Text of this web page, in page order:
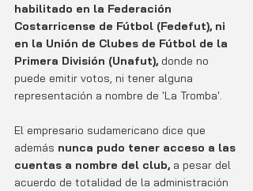
habilitado en la Federación
Costarricense de Fútbol (Fedefut), ni
en la Unión de Clubes de Fútbol de la
Primera División (Unafut), donde no
puede emitir votos, ni tener alguna
representación a nombre de 'La Tromba'.
El empresario sudamericano dice que
además nunca pudo tener acceso a las
cuentas a nombre del club, a pesar del
acuerdo de totalidad de la administración